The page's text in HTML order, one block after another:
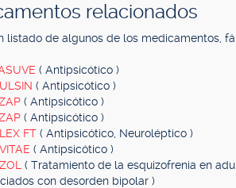
relacionados
listado de algunos de los medicamentos,
( Antipsicótico )
( Antipsicótico )
( Antipsicótico )
( Antipsicótico )
FT ( Antipsicótico, Neuroléptico )
( Antipsicótico )
( Tratamiento de la esquizofrenia en
con desorden bipolar )